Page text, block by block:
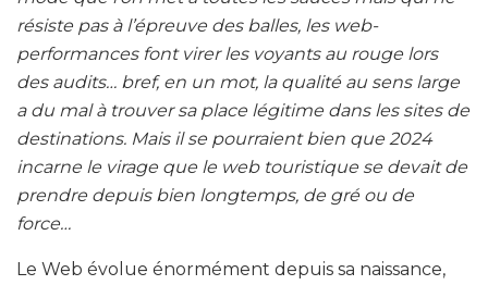
résiste pas à l’épreuve des balles, les web-
performances font virer les voyants au rouge lors
des audits… bref, en un mot, la qualité au sens large
a du mal à trouver sa place légitime dans les sites de
destinations. Mais il se pourraient bien que 2024
incarne le virage que le web touristique se devait de
prendre depuis bien longtemps, de gré ou de
force…
Le Web évolue énormément depuis sa naissance,